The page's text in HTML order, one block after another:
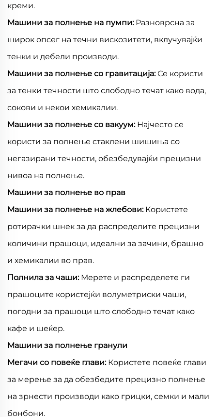
креми.
Машини за полнење на пумпи: Разноврсна за
широк опсег на течни вискозитети, вклучувајќи
тенки и дебели производи.
Машини за полнење со гравитација: Се користи
за тенки течности што слободно течат како вода,
сокови и некои хемикалии.
Машини за полнење со вакуум: Најчесто се
користи за полнење стаклени шишиња со
негазирани течности, обезбедувајќи прецизни
нивоа на полнење.
Машини за полнење во прав
Машини за полнење на жлебови: Користете
ротирачки шнек за да распределите прецизни
количини прашоци, идеални за зачини, брашно
и хемикалии во прав.
Полнила за чаши: Мерете и распределете ги
прашоците користејќи волуметриски чаши,
погодни за прашоци што слободно течат како
кафе и шеќер.
Машини за полнење гранули
Мегачи со повеќе глави: Користете повеќе глави
за мерење за да обезбедите прецизно полнење
на зрнести производи како грицки, семки и мали
бонбони.